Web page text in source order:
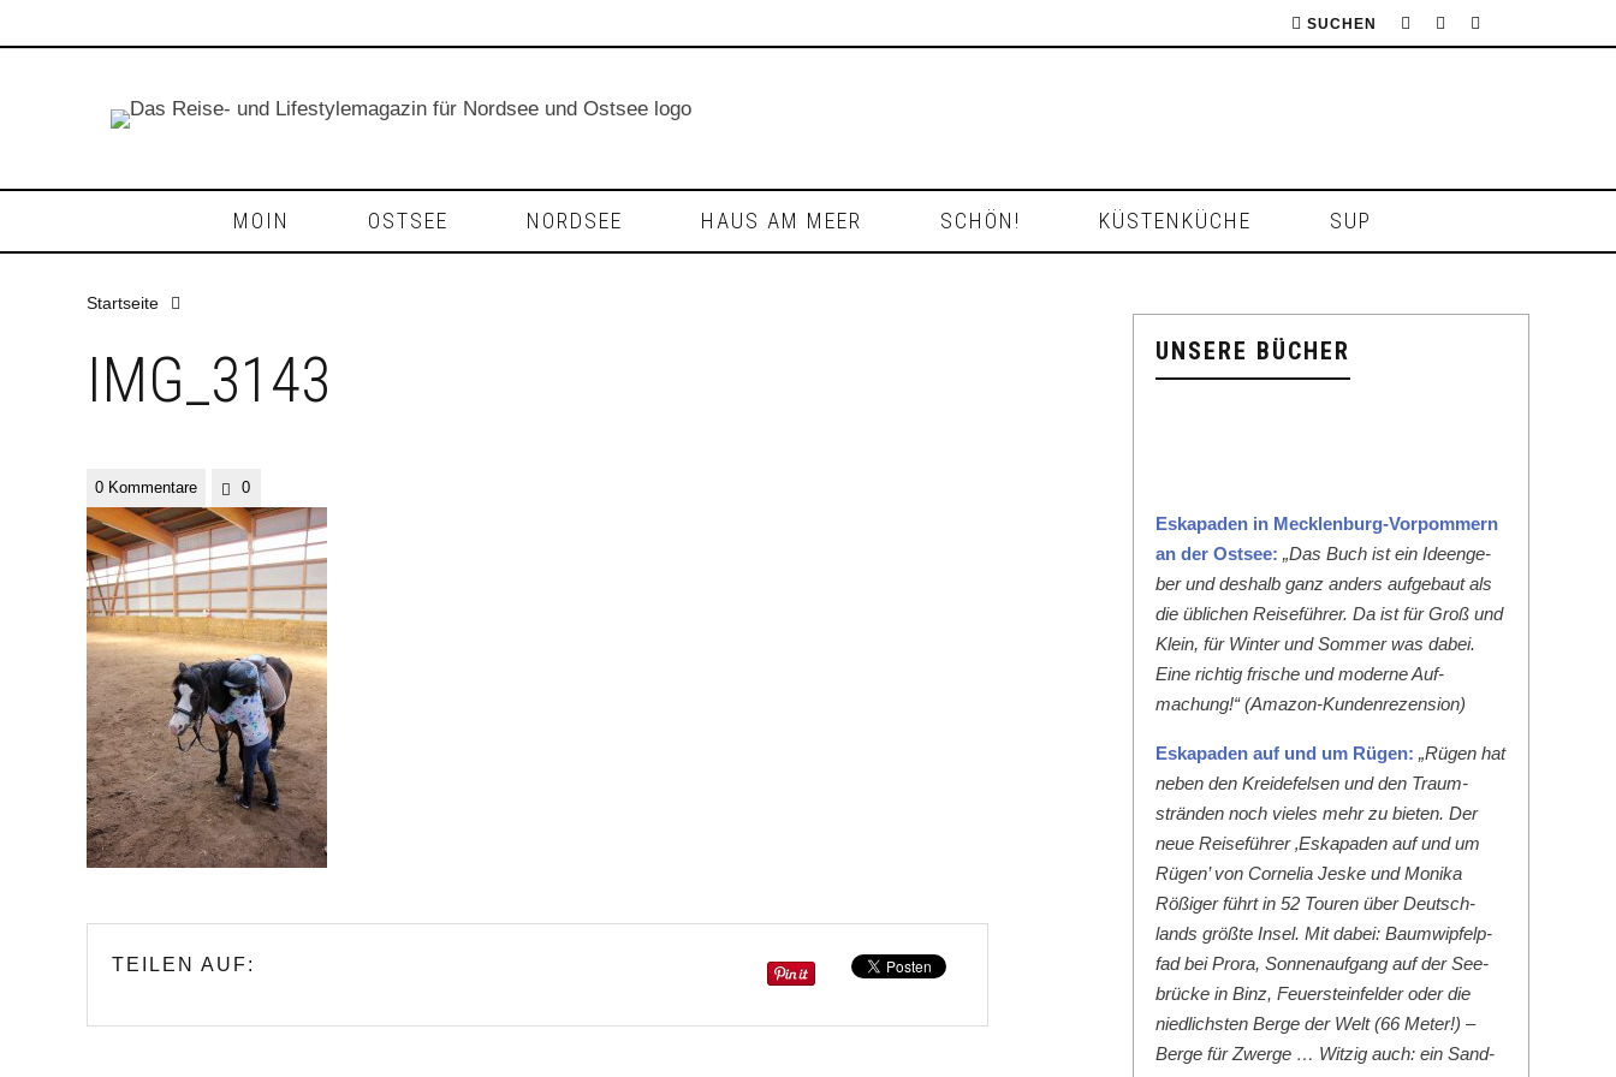
SUCHEN
MOIN OSTSEE NORDSEE HAUS AM MEER SCHÖN! KÜSTENKÜCHE SUP
Startseite
IMG_3143
0 Kommentare 0
TEILEN AUF:
UNSERE BÜCHER
Eska­paden in Meck­len­burg-Vor­pom­mern
an der Ost­see: „Das Buch ist ein Ideenge­
ber und deshalb ganz anders aufge­baut als
die üblichen Reise­führer. Da ist für Groß und
Klein, für Win­ter und Som­mer was dabei.
Eine richtig frische und mod­erne Auf­
machung!“ (Ama­zon-Kun­den­rezen­sion)
Eska­paden auf und um Rügen: „Rügen hat
neben den Krei­de­felsen und den Traum­
strän­den noch vieles mehr zu bieten. Der
neue Reise­führer ‚Eska­paden auf und um
Rügen’ von Cor­nelia Jeske und Moni­ka
Rößiger führt in 52 Touren über Deutsch­
lands größte Insel. Mit dabei: Baumwipfelp­
fad bei Pro­ra, Son­nenauf­gang auf der See­
brücke in Binz, Feuer­ste­in­felder oder die
niedlich­sten Berge der Welt (66 Meter!) –
Berge für Zwerge … Witzig auch: ein Sand­